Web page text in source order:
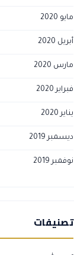
مايو 2020
أبريل 2020
مارس 2020
فبراير 2020
يناير 2020
ديسمبر 2019
نوفمبر 2019
تصنيفات